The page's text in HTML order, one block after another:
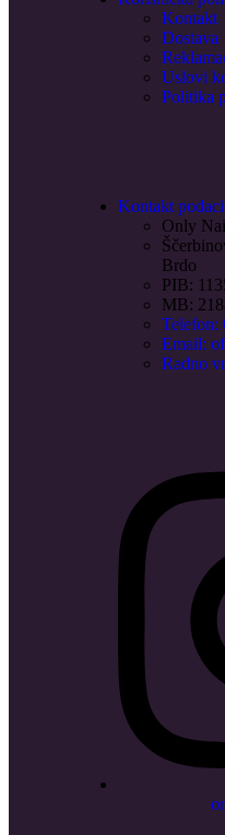
Kontakt
Dostava
Uslovi
Politika
Kontakt podaci
Only
Brdo
PIB:
MB:
Telefon:
Email:
Radno